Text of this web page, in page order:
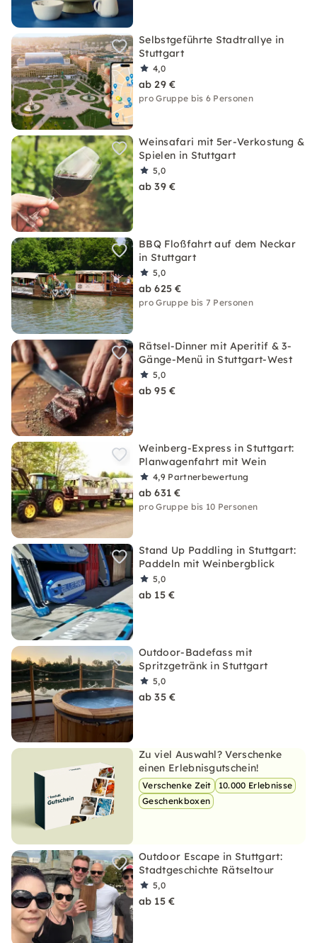
Selbstgeführte Stadtrallye in
Stuttgart
4,0
ab 29 €
pro Gruppe bis 6 Personen
Weinsafari mit 5er-Verkostung &
Spielen in Stuttgart
5,0
ab 39 €
BBQ Floßfahrt auf dem Neckar
in Stuttgart
5,0
ab 625 €
pro Gruppe bis 7 Personen
Rätsel-Dinner mit Aperitif & 3-
Gänge-Menü in Stuttgart-West
5,0
ab 95 €
Weinberg-Express in Stuttgart:
Planwagenfahrt mit Wein
4,9 Partnerbewertung
ab 631 €
pro Gruppe bis 10 Personen
Stand Up Paddling in Stuttgart:
Paddeln mit Weinbergblick
5,0
ab 15 €
Outdoor-Badefass mit
Spritzgetränk in Stuttgart
5,0
ab 35 €
Zu viel Auswahl? Verschenke
einen Erlebnisgutschein!
Verschenke Zeit
10.000 Erlebnisse
Geschenkboxen
Outdoor Escape in Stuttgart:
Stadtgeschichte Rätseltour
5,0
ab 15 €